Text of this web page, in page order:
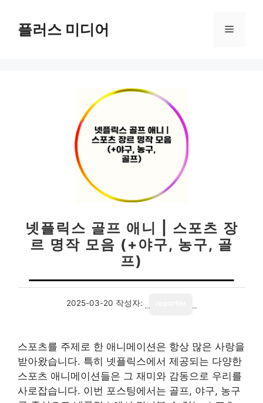
플러스 미디어 메
넷플릭스 골프 애니 | 스포츠 장
르 명작 모음 (+야구, 농구, 골
프)
2025-03-20 작성자:
스포츠를 주제로 한 애니메이션은 항상 많은 사랑을
받아왔습니다. 특히 넷플릭스에서 제공되는 다양한
스포츠 애니메이션들은 그 재미와 감동으로 우리를
사로잡습니다. 이번 포스팅에서는 골프, 야구, 농구